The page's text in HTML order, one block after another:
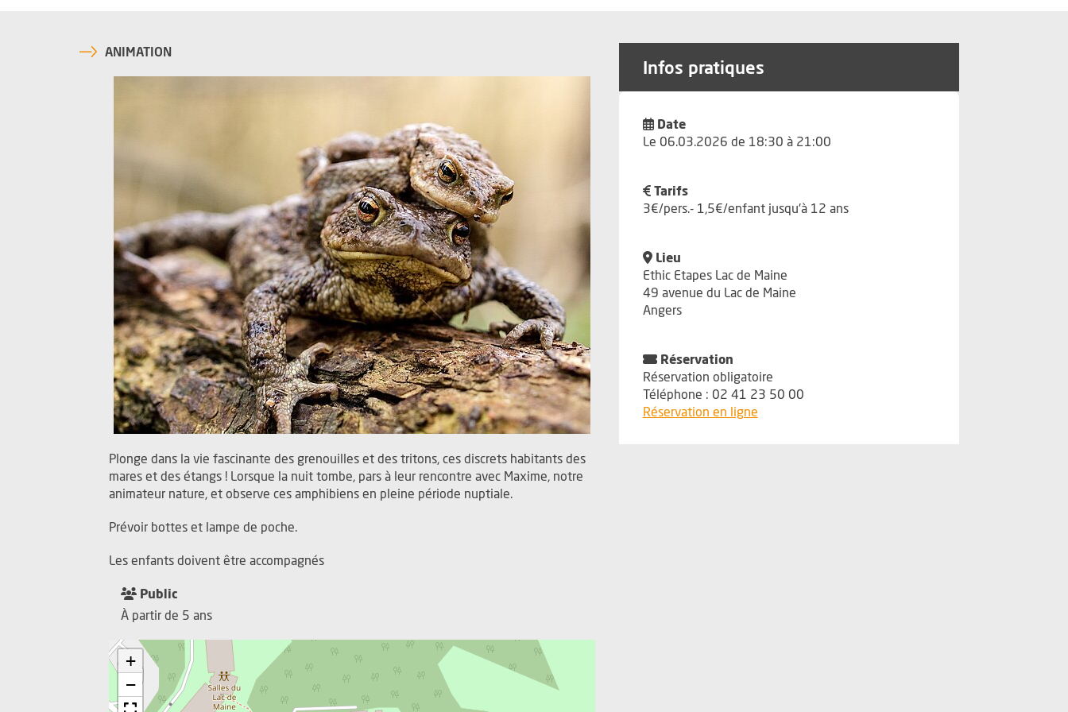
ANIMATION
Plonge dans la vie fascinante des grenouilles et des tritons, ces discrets habitants des
mares et des étangs ! Lorsque la nuit tombe, pars à leur rencontre avec Maxime, notre
animateur nature, et observe ces amphibiens en pleine période nuptiale.
Prévoir bottes et lampe de poche.
Les enfants doivent être accompagnés
Public
À partir de 5 ans
+
−
Infos pratiques
Date
Le 06.03.2026 de 18:30 à 21:00
Tarifs
3€/pers.- 1,5€/enfant jusqu'à 12 ans
Lieu
Ethic Etapes Lac de Maine
49 avenue du Lac de Maine
Angers
Réservation
Réservation obligatoire
Téléphone : 02 41 23 50 00
Réservation en ligne, Ouvre une nouvelle fenêtre